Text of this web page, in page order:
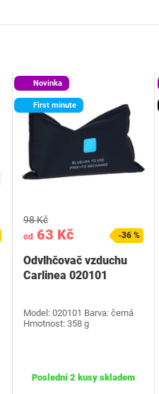
Novinka
First minute
od63 Kč
98 Kč
-36 %
Odvlhčovač vzduchu
Carlinea 020101
Model: 020101 Barva: černá
Hmotnost: 358 g
Poslední 2 kusy skladem